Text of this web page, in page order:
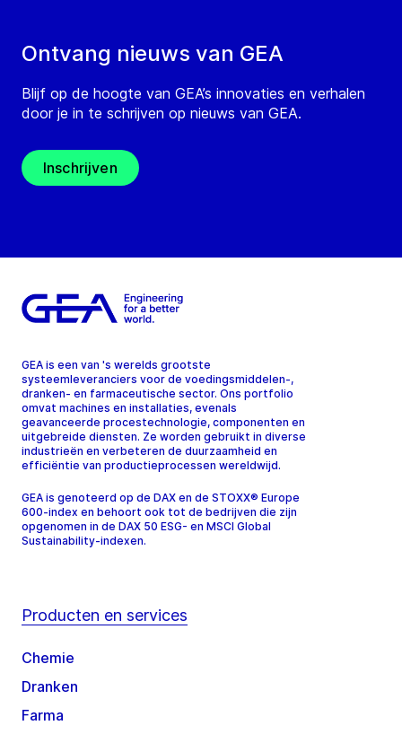
Ontvang nieuws van GEA
Blijf op de hoogte van GEA’s innovaties en verhalen
door je in te schrijven op nieuws van GEA.
Inschrijven
GEA is een van 's werelds grootste
systeemleveranciers voor de voedingsmiddelen-,
dranken- en farmaceutische sector. Ons portfolio
omvat machines en installaties, evenals
geavanceerde procestechnologie, componenten en
uitgebreide diensten. Ze worden gebruikt in diverse
industrieën en verbeteren de duurzaamheid en
efficiëntie van productieprocessen wereldwijd.
GEA is genoteerd op de DAX en de STOXX® Europe
600-index en behoort ook tot de bedrijven die zijn
opgenomen in de DAX 50 ESG- en MSCI Global
Sustainability-indexen.
Producten en services
Chemie
Dranken
Farma